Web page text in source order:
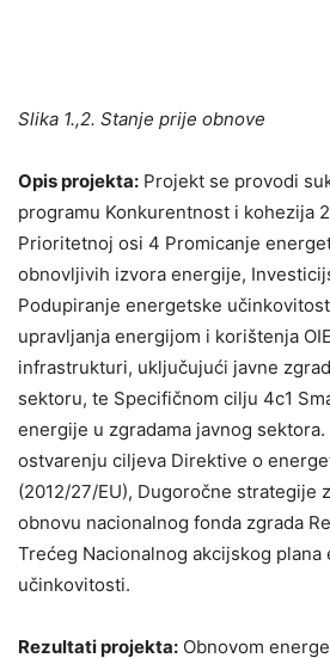
Slika 1.,2. Stanje prije obnove
Opis projekta: Projekt se provodi
programu Konkurentnost i kohezija
Prioritetnoj osi 4 Promicanje
obnovljivih izvora energije,
Podupiranje energetske
upravljanja energijom i korištenja
infrastrukturi, uključujući javne
sektoru, te Specifičnom cilju 4c1
energije u zgradama javnog
ostvarenju ciljeva Direktive o
(2012/27/EU), Dugoročne strategije
obnovu nacionalnog fonda zgrada
Trećeg Nacionalnog akcijskog plana
učinkovitosti.
Rezultati projekta: Obnovom